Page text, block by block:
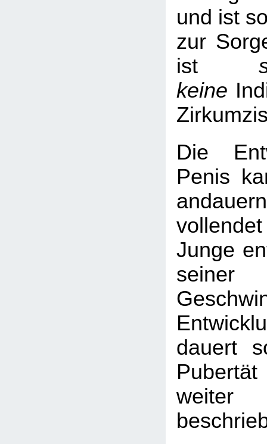
und ist
zur
ist
keine
Die
Penis
Junge
seiner
dauert